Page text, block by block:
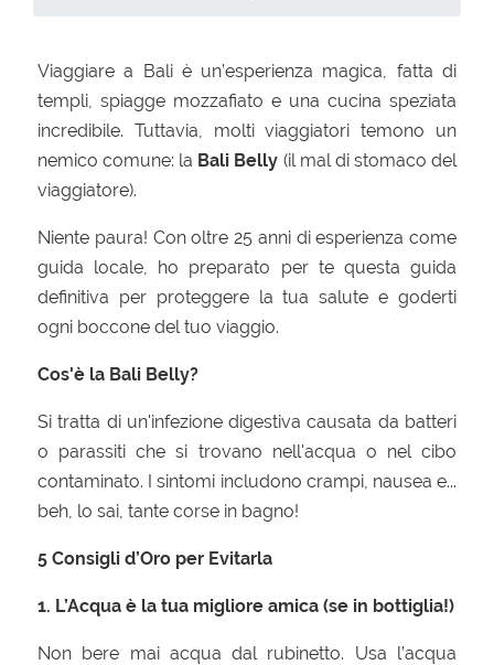
Viaggiare a Bali è un’esperienza magica, fatta di
templi, spiagge mozzafiato e una cucina speziata
incredibile. Tuttavia, molti viaggiatori temono un
nemico comune: la Bali Belly (il mal di stomaco del
viaggiatore).
Niente paura! Con oltre 25 anni di esperienza come
guida locale, ho preparato per te questa guida
definitiva per proteggere la tua salute e goderti
ogni boccone del tuo viaggio.
Cos'è la Bali Belly?
Si tratta di un'infezione digestiva causata da batteri
o parassiti che si trovano nell'acqua o nel cibo
contaminato. I sintomi includono crampi, nausea e...
beh, lo sai, tante corse in bagno!
5 Consigli d’Oro per Evitarla
1. L’Acqua è la tua migliore amica (se in bottiglia!)
Non bere mai acqua dal rubinetto. Usa l’acqua